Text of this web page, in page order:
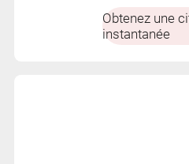
Obtenez une
instantanée